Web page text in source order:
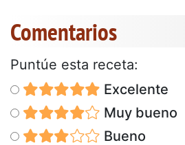
Comentarios
Puntúe esta receta:
Excelente
Muy bueno
Bueno